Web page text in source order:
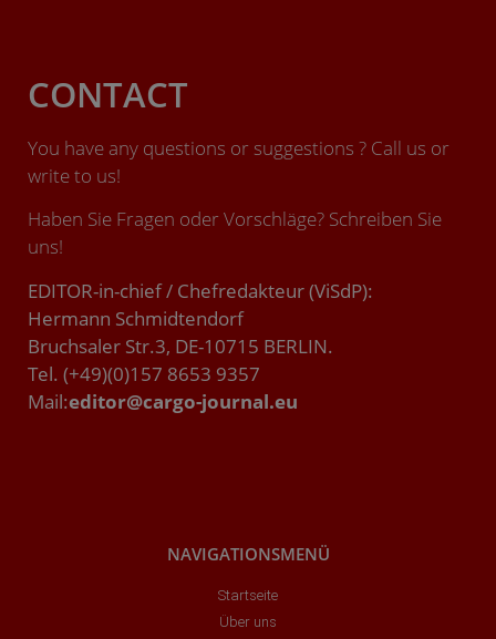
CONTACT
You have any questions or suggestions ? Call us or
write to us!
Haben Sie Fragen oder Vorschläge? Schreiben Sie
uns!
EDITOR-in-chief / Chefredakteur (ViSdP):
Hermann Schmidtendorf
Bruchsaler Str.3, DE-10715 BERLIN.
Tel. (+49)(0)157 8653 9357
Mail:editor@cargo-journal.eu
NAVIGATIONSMENÜ
Startseite
Über uns